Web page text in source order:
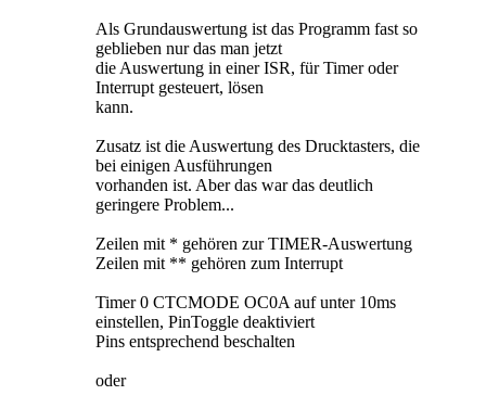
Als Grundauswertung ist das Programm fast so
geblieben nur das man jetzt
die Auswertung in einer ISR, für Timer oder
Interrupt gesteuert, lösen
kann.
Zusatz ist die Auswertung des Drucktasters, die
bei einigen Ausführungen
vorhanden ist. Aber das war das deutlich
geringere Problem...
Zeilen mit * gehören zur TIMER-Auswertung
Zeilen mit ** gehören zum Interrupt
Timer 0 CTCMODE OC0A auf unter 10ms
einstellen, PinToggle deaktiviert
Pins entsprechend beschalten
oder